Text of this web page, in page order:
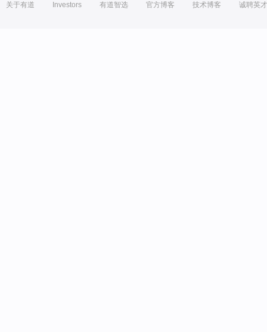
关于有道 Investors 有道智选 官方博客 技术博客 诚聘英才